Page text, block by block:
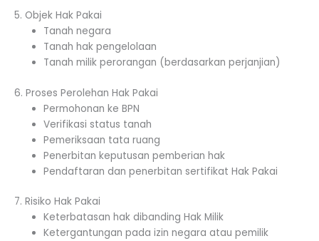
5. Objek Hak Pakai
Tanah negara
Tanah hak pengelolaan
Tanah milik perorangan (berdasarkan perjanjian)
6. Proses Perolehan Hak Pakai
Permohonan ke BPN
Verifikasi status tanah
Pemeriksaan tata ruang
Penerbitan keputusan pemberian hak
Pendaftaran dan penerbitan sertifikat Hak Pakai
7. Risiko Hak Pakai
Keterbatasan hak dibanding Hak Milik
Ketergantungan pada izin negara atau pemilik